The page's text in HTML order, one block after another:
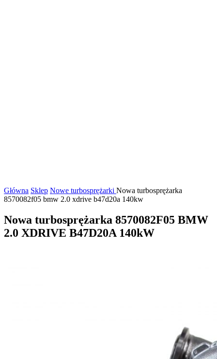
Główna Sklep Nowe turbosprężarki Nowa turbosprężarka
8570082f05 bmw 2.0 xdrive b47d20a 140kw
Nowa turbosprężarka 8570082F05 BMW
2.0 XDRIVE B47D20A 140kW